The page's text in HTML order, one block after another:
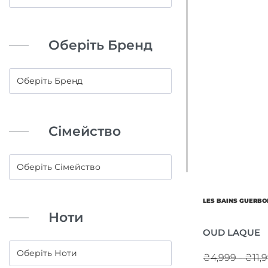
Оберіть Бренд
Сімейство
Ноти
LES BAINS
OUD LAQUE
₴4,999 -